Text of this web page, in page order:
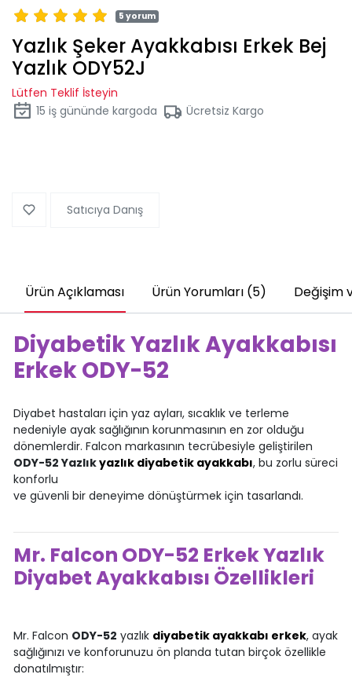
5 yorum
Yazlık Şeker Ayakkabısı Erkek Bej
Yazlık ODY52J
Lütfen Teklif İsteyin
15 iş gününde kargoda Ücretsiz Kargo
Satıcıya Danış
Ürün Açıklaması Ürün Yorumları (5) Değişim
Diyabetik Yazlık Ayakkabısı
Erkek ODY-52
Diyabet hastaları için yaz ayları, sıcaklık ve terleme
nedeniyle ayak sağlığının korunmasının en zor olduğu
dönemlerdir. Falcon markasının tecrübesiyle geliştirilen
ODY-52 Yazlıkyazlık diyabetik ayakkabı, bu zorlu süreci
konforlu
ve güvenli bir deneyime dönüştürmek için tasarlandı.
Mr. Falcon ODY-52 Erkek Yazlık
Diyabet Ayakkabısı Özellikleri
Mr. Falcon ODY-52 yazlık diyabetik ayakkabı erkek, ayak
sağlığınızı ve konforunuzu ön planda tutan birçok özellikle
donatılmıştır: